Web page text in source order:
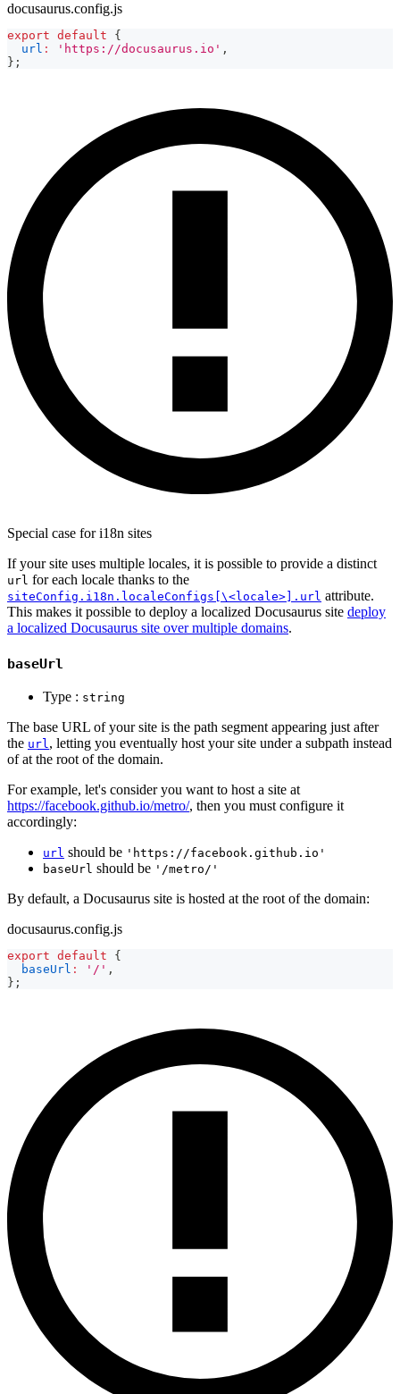
docusaurus.config.js
export default
{
url : 'https://docusaurus.io' ,
} ;
Special case for i18n sites
If your site uses multiple locales, it is possible to provide a distinct
url for each locale thanks to the
siteConfig.i18n.localeConfigs[\<locale>].url attribute.
This makes it possible to deploy a localized Docusaurus site deploy
a localized Docusaurus site over multiple domains.
baseUrl
Type : string
The base URL of your site is the path segment appearing just after
the url, letting you eventually host your site under a subpath instead
of at the root of the domain.
For example, let's consider you want to host a site at
https://facebook.github.io/metro/, then you must configure it
accordingly:
url should be 'https://facebook.github.io'
baseUrl should be '/metro/'
By default, a Docusaurus site is hosted at the root of the domain:
docusaurus.config.js
export default
{
baseUrl : '/' ,
} ;